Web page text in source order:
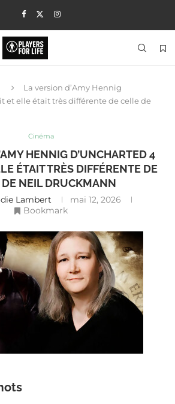
La version d’Amy Hennig
et elle était très différente de celle de
Cinéma
HENNIG D’UNCHARTED 4
ÉTAIT TRÈS DIFFÉRENTE DE
NEIL DRUCKMANN
Lambert
mai 12, 2026
Bookmark